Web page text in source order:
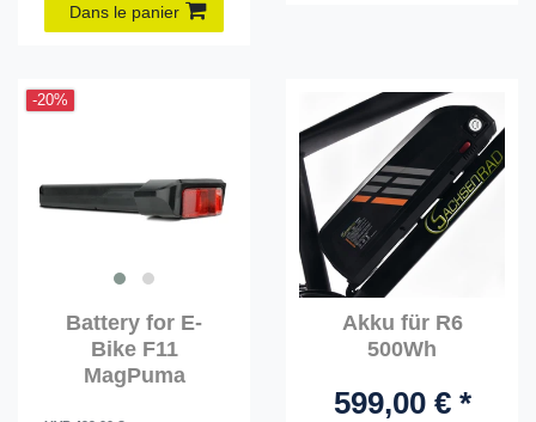
Dans le panier
-20%
Battery for E-
Bike F11
MagPuma
Akku für R6
500Wh
599,00 € *